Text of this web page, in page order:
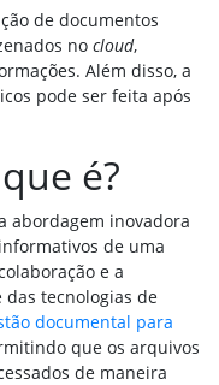
de documentos
no cloud,
Além disso, a
pode ser feita após
é?
abordagem inovadora
de uma
e a
das tecnologias de
documental para
que os arquivos
de maneira